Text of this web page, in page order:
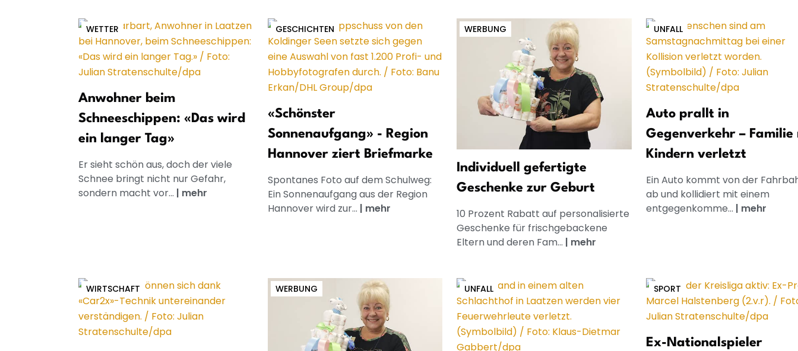
WETTER
Anwohner beim
Schneeschippen: «Das wird
ein langer Tag»
Er sieht schön aus, doch der viele
Schnee bringt nicht nur Gefahr,
sondern macht vor... | mehr
GESCHICHTEN
«Schönster
Sonnenaufgang» - Region
Hannover ziert Briefmarke
Spontanes Foto auf dem Schulweg:
Ein Sonnenaufgang aus der Region
Hannover wird zur... | mehr
WERBUNG
Individuell gefertigte
Geschenke zur Geburt
10 Prozent Rabatt auf personalisierte
Geschenke für frischgebackene
Eltern und deren Fam... | mehr
UNFALL
Auto prallt in
Gegenverkehr – Familie
Kindern verletzt
Ein Auto kommt von der
ab und kollidiert mit einem
entgegenkomme... | mehr
WIRTSCHAFT WERBUNG UNFALL SPORT
Ex-Nationalspieler